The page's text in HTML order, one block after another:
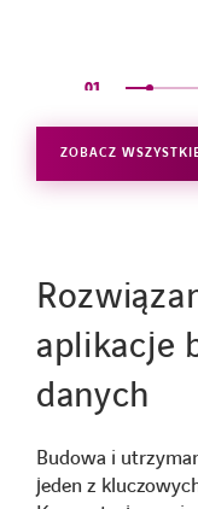
01
ZOBACZ
aplikacje
danych
Budowa i
jeden z